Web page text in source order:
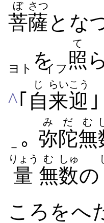
菩
ぼ
薩
さつ
と​な
ヨト をイフ 照
て
^｢ 自
じ
来迎
らいこう
－ ｡ 弥陀
みだ
無
む
量
りょう
無
む
数
しゅ
の
ころ​を​へ